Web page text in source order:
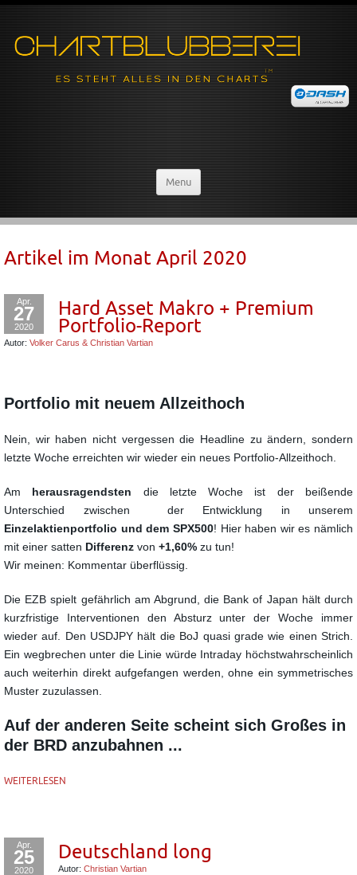
Menu
Artikel im Monat April 2020
Apr.
27
2020
Hard Asset Makro + Premium
Portfolio-Report
Autor: Volker Carus & Christian Vartian
Portfolio mit neuem Allzeithoch
Nein, wir haben nicht vergessen die Headline zu ändern, sondern
letzte Woche erreichten wir wieder ein neues Portfolio-Allzeithoch.
Am herausragendsten die letzte Woche ist der beißende
Unterschied zwischen der Entwicklung in unserem
Einzelaktienportfolio und dem SPX500! Hier haben wir es nämlich
mit einer satten Differenz von +1,60% zu tun!
Wir meinen: Kommentar überflüssig.
Die EZB spielt gefährlich am Abgrund, die Bank of Japan hält durch
kurzfristige Interventionen den Absturz unter der Woche immer
wieder auf. Den USDJPY hält die BoJ quasi grade wie einen Strich.
Ein wegbrechen unter die Linie würde Intraday höchstwahrscheinlich
auch weiterhin direkt aufgefangen werden, ohne ein symmetrisches
Muster zuzulassen.
Auf der anderen Seite scheint sich Großes in
der BRD anzubahnen ...
WEITERLESEN
Apr.
25
2020
Deutschland long
Autor: Christian Vartian